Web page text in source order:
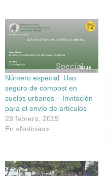
Número especial: Uso
seguro de compost en
suelos urbanos – Invitación
para el envío de artículos
28 febrero, 2019
En «Noticias»